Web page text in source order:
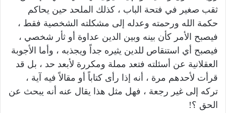
ثقب صغير في فتحة الباب ، كذلك الملحد حين يحاكم
حكمة الله ورحمته وعدله إلى مشكلته الشخصية فقط ،
فيصبح الأمر كأن بينه وبين الدين عداوة أو ثأر شخصي ،
فيصبح أي استنقاص للدين يثيره جداً ويجذبه ، وأما الأجوبة
العقلانية عن أسئلته فتعد مملة ومكررة لأبعد حد ، بل قد
قرأت لأحدهم مرة ، أنه إذا رأى كتاباً أو مقالاً فيه آية ،
تركه إلى غير رجعة ، فهل مثل هذا يقال عنه أنه يبحث عن
الحق ؟!